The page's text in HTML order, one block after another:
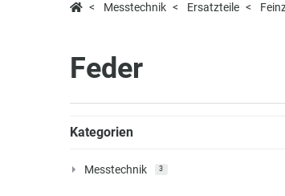
Messtechnik Ersatzteile
Feder
Kategorien
Messtechnik 3